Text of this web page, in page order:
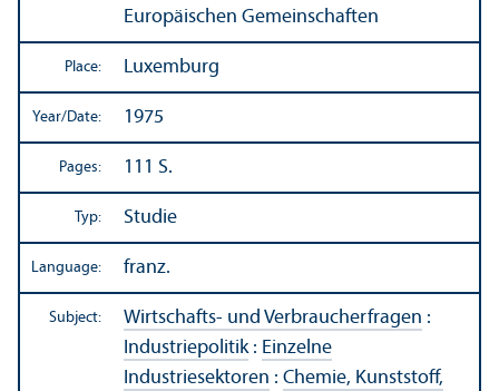
Europäischen Gemeinschaften
Place: Luxemburg
Year/Date: 1975
Pages: 111 S.
Typ: Studie
Language: franz.
Subject: Wirtschafts- und Verbraucherfragen :
Industriepolitik: Einzelne
Industriesektoren : Chemie, Kunststoff,